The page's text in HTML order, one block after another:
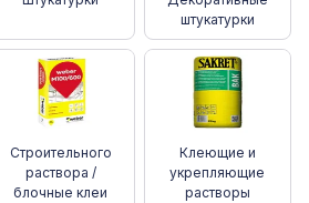
штукатурки
Cтроительного
раствора /
блочные клеи
Клеющие и
укрепляющие
растворы